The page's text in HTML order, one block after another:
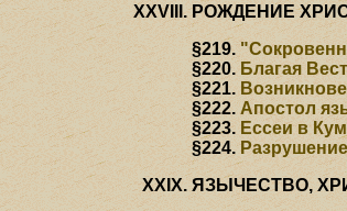
РОЖДЕНИЕ
§219.
§220. Благая
§221.
§222.Апостол
§223. Ессеи в
§224.
ЯЗЫЧЕСТВО,